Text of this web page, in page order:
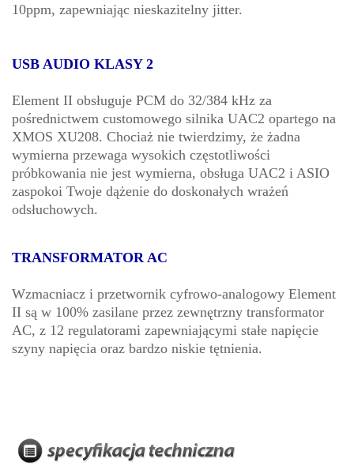
10ppm, zapewniając nieskazitelny jitter.
USB AUDIO KLASY 2
Element II obsługuje PCM do 32/384 kHz za
pośrednictwem customowego silnika UAC2 opartego na
XMOS XU208. Chociaż nie twierdzimy, że żadna
wymierna przewaga wysokich częstotliwości
próbkowania nie jest wymierna, obsługa UAC2 i ASIO
zaspokoi Twoje dążenie do doskonałych wrażeń
odsłuchowych.
TRANSFORMATOR AC
Wzmacniacz i przetwornik cyfrowo-analogowy Element
II są w 100% zasilane przez zewnętrzny transformator
AC, z 12 regulatorami zapewniającymi stałe napięcie
szyny napięcia oraz bardzo niskie tętnienia.